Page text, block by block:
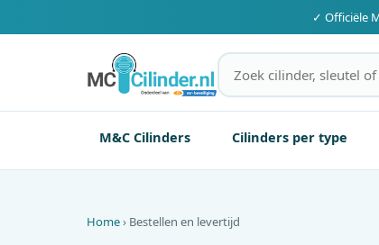
✓ Officiële
M&C Cilinders Cilinders per type
Home› Bestellen en levertijd